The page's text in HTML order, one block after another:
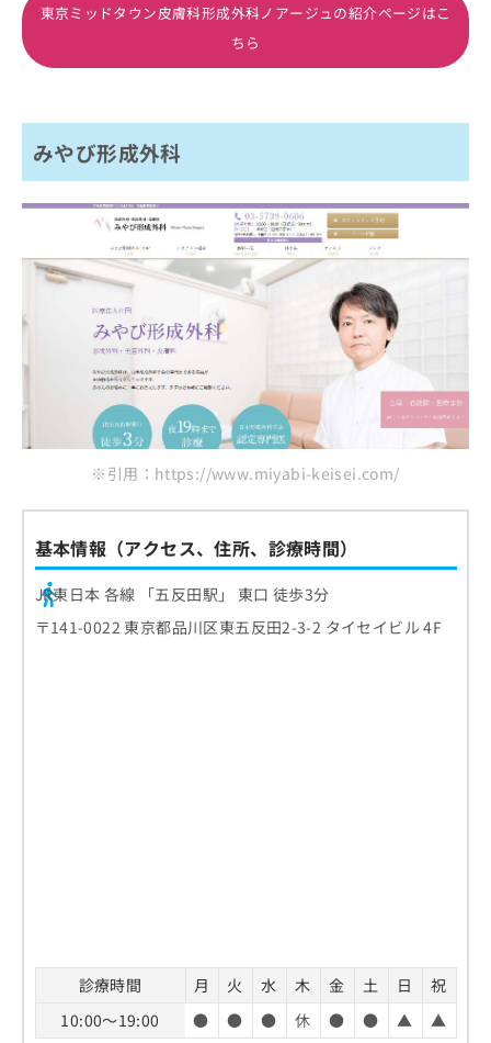
東京ミッドタウン皮膚科形成外科ノアージュの紹介ページはこ
ちら
みやび形成外科
※引用：https://www.miyabi-keisei.com/
基本情報（アクセス、住所、診療時間）
JR東日本 各線 「五反田駅」 東口 徒歩3分
〒141-0022 東京都品川区東五反田2-3-2 タイセイビル 4F
診療時間 月 火 水 木 金 土 日
祝
10:00～19:00
● ● ● 休 ● ● ▲
▲